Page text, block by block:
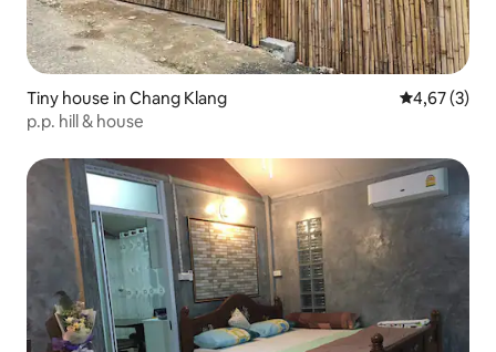
Tiny house in Chang Klang
4,67 (3)
p.p. hill & house